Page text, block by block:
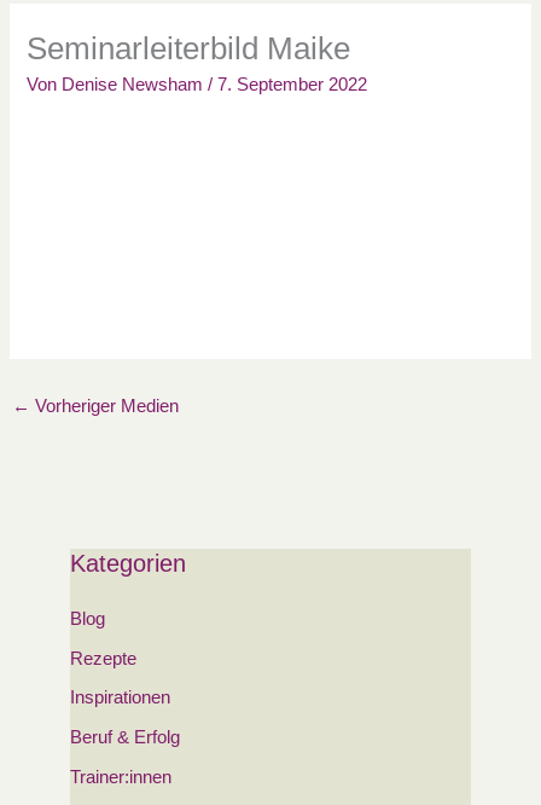
Seminarleiterbild Maike
Von Denise Newsham/7. September 2022
← Vorheriger Medien
Kategorien
Blog
Rezepte
Inspirationen
Beruf & Erfolg
Trainer:innen